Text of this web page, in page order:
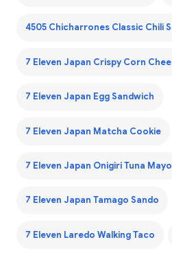
4505 Chicharrones Classic Chili
7 Eleven Japan Crispy Corn
7 Eleven Japan Egg Sandwich
7 Eleven Japan Matcha Cookie
7 Eleven Japan Onigiri Tuna Mayo
7 Eleven Japan Tamago Sando
7 Eleven Laredo Walking Taco